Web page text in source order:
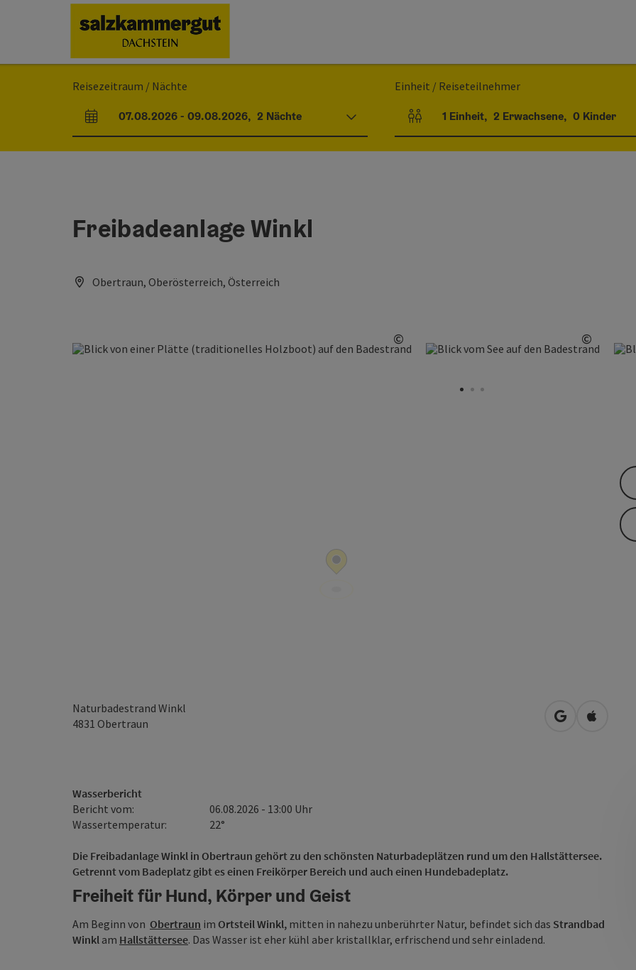
[0]
Zur Navigation[1]
Zum Seitenanfang
Reisezeitraum / Nächte
An- und Abreisefelder
07.08.2026- 09.08.2026, 2 Nächte
Einheit / Reiseteilnehmer
Einheitenanzahl und Personenfelder
1 Einheit, 2 Erwachsene, 0 Kinder
Freibadeanlage Winkl
Obertraun, Oberösterreich, Österreich
©
Copyright öffnen
©
Naturbadestrand Winkl
4831 Obertraun in Googlein Apple
Wasserbericht
Bericht vom:
06.08.2026 - 13:00 Uhr
Wassertemperatur:
22°
Die Freibadanlage Winkl in Obertraun gehört zu den schönsten Naturbadeplätzen rund um den Hallstättersee.
Getrennt vom Badeplatz gibt es einen Freikörper Bereich und auch einen Hundebadeplatz.
Freiheit für Hund, Körper und Geist
Am Beginn von Obertraun im Ortsteil Winkl, mitten in nahezu unberührter Natur, befindet sich das Strandbad
Winkl am Hallstättersee. Das Wasser ist eher kühl aber kristallklar, erfrischend und sehr einladend.